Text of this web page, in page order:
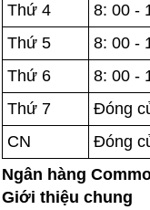
Thứ 4
8: 00 -
Thứ 5
8: 00 -
Thứ 6
8: 00 -
Thứ 7
Đóng
CN
Đóng
Ngân hàng
Giới thiệu chung